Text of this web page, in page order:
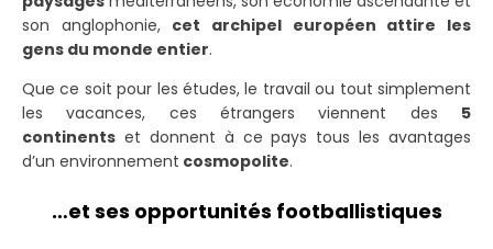
son anglophonie, cet archipel européen attire les
gens du monde entier.
Que ce soit pour les études, le travail ou tout simplement
les vacances, ces étrangers viennent des 5
continents et donnent à ce pays tous les avantages
d’un environnement cosmopolite.
…et ses opportunités footballistiques